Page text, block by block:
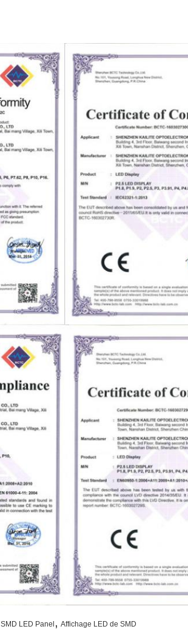
SMD LED Panel , Affichage LED de SMD